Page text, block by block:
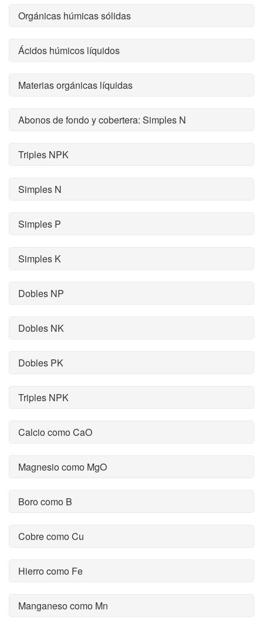
Orgánicas húmicas sólidas
Ácidos húmicos líquidos
Materias orgánicas líquidas
Abonos de fondo y cobertera: Simples N
Triples NPK
Simples N
Simples P
Simples K
Dobles NP
Dobles NK
Dobles PK
Triples NPK
Calcio como CaO
Magnesio como MgO
Boro como B
Cobre como Cu
Hierro como Fe
Manganeso como Mn